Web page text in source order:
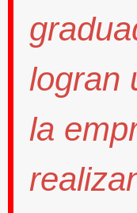
logran
la